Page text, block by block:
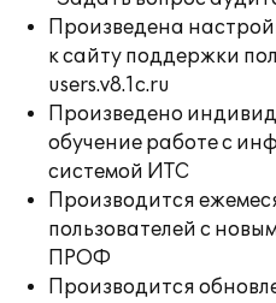
Произведена
к сайту поддержки
users.v8.1c.ru
Произведено
обучение работе с
системой ИТС
Производится
пользователей с
ПРОФ
Производится